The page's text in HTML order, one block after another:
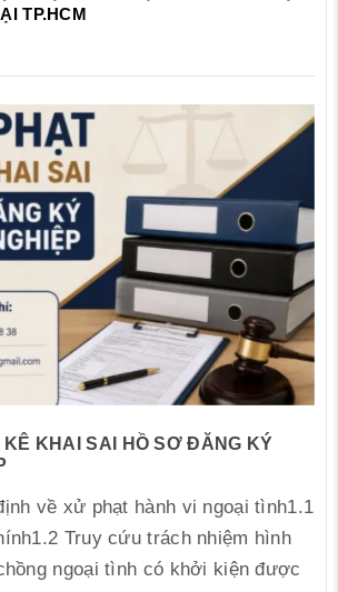
TP.HCM
KÊ KHAI SAI HỒ SƠ ĐĂNG KÝ
về xử phạt hành vi ngoại tình1.1
Truy cứu trách nhiệm hình
ngoại tình có khởi kiện được